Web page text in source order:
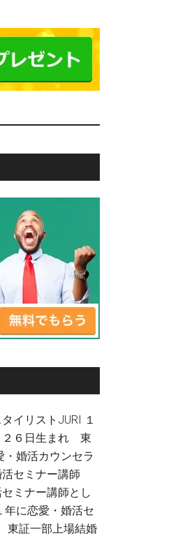
イリストJURI １
２６日生まれ 東
・婚活カウンセラ
セミナー講師
セミナー講師とし
年に恋愛・婚活セ
東証一部上場結婚